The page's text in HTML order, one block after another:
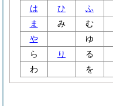
は
ひ ふ
ま
み む
や
ゆ
ら
り る
わ
を